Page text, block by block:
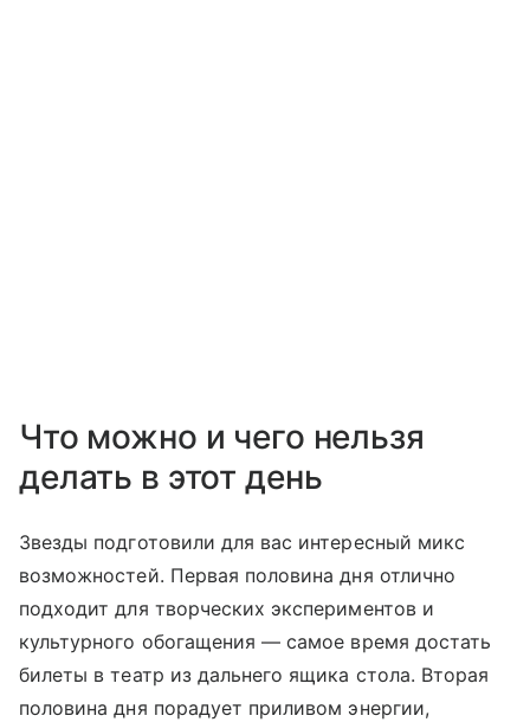
Что можно и чего нельзя
делать в этот день
Звезды подготовили для вас интересный микс
возможностей. Первая половина дня отлично
подходит для творческих экспериментов и
культурного обогащения — самое время достать
билеты в театр из дальнего ящика стола. Вторая
половина дня порадует приливом энергии,